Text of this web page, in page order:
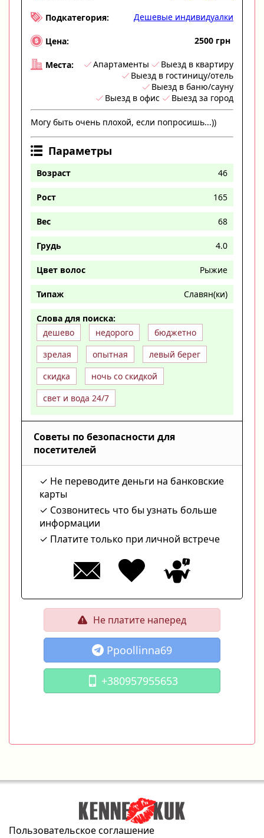
Подкатегория: Дешевые индивидуалки
Цена: 2500 грн
Места: Апартаменты
Выезд в квартиру
Выезд в гостиницу/отель
Выезд в баню/сауну
Выезд в офис
Выезд за город
Могу быть очень плохой, если попросишь...))
Параметры
Возраст 46
Рост 165
Вес 68
Грудь 4.0
Цвет волос Рыжие
Типаж Славян(ки)
Слова для поиска:
дешево
недорого
бюджетно
зрелая
опытная
левый берег
скидка
ночь со скидкой
свет и вода 24/7
Советы по безопасности для
посетителей
Не переводите деньги на банковские
карты
Созвонитесь что бы узнать больше
информации
Платите только при личной встрече
Не платите наперед
Ppoollinna69
+380957955653
Пользовательское соглашение